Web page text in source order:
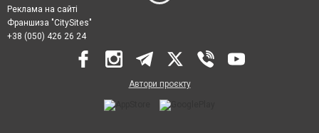
Реклама на сайті
Франшиза "CitySites"
+38 (050) 426 26 24
Автори проєкту